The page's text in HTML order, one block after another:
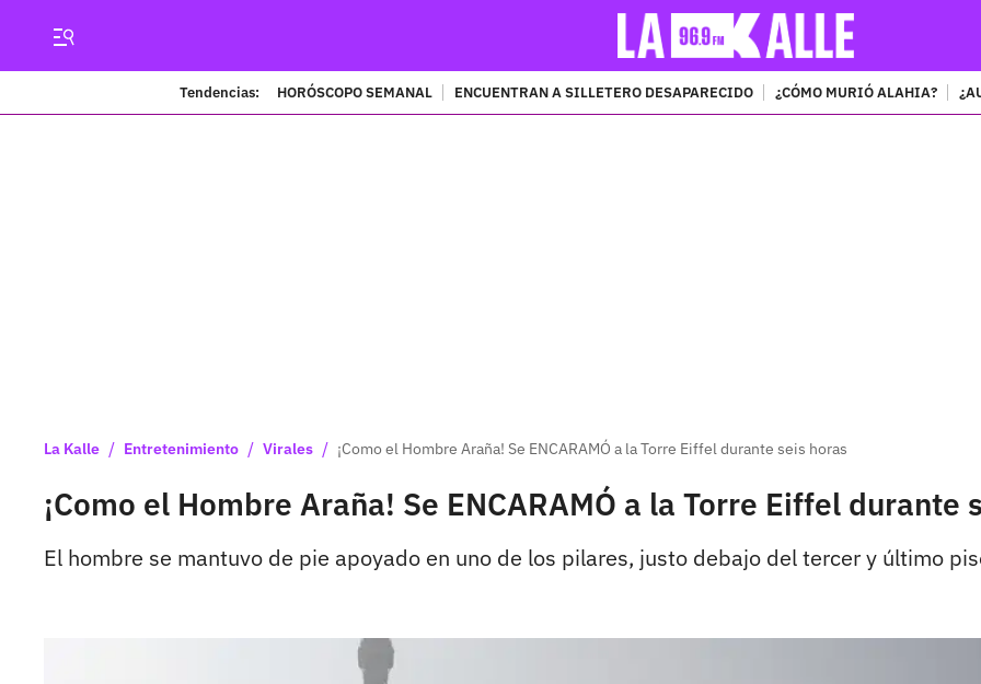
Tendencias: HORÓSCOPO SEMANAL ENCUENTRAN A SILLETERO DESAPARECIDO ¿CÓMO MURIÓ ALAHIA?
La Kalle / Entretenimiento / Virales / ¡Como el Hombre Araña! Se ENCARAMÓ a la Torre Eiffel durante seis horas
¡Como el Hombre Araña! Se ENCARAMÓ a la Torre Eiffel durante
El hombre se mantuvo de pie apoyado en uno de los pilares, justo debajo del tercer y último